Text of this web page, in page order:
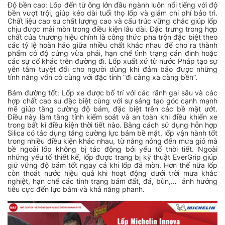
Độ bền cao: Lốp đến từ ông lớn đầu ngành luôn nổi tiếng với độ
bền vượt trội, giúp kéo dài tuổi thọ lốp và giảm chi phí bảo trì.
Chất liệu cao su chất lượng cao và cấu trúc vững chắc giúp lốp
chịu được mài mòn trong điều kiện lâu dài. Đặc trưng trong hợp
chất của thương hiệu chính là công thức pha trộn đặc biệt theo
các tỷ lệ hoàn hảo giữa nhiều chất khác nhau để cho ra thành
phẩm có độ cứng vừa phải, hạn chế tình trạng cán đinh hoặc
các sự cố khác trên đường đi. Lốp xuất xứ từ nước Pháp tạo sự
yên tâm tuyệt đối cho người dùng khi đảm bảo được những
tính năng vốn có cùng với đặc tính “đi càng xa càng bền”.
Bám đường tốt: Lốp xe được bố trí với các rãnh gai sâu và các
hợp chất cao su đặc biệt cùng với sự sáng tạo góc cạnh mạnh
mẽ giúp tăng cường độ bám, đặc biệt trên các bề mặt ướt.
Điều này làm tăng tính kiểm soát và an toàn khi điều khiển xe
trong bất kì điều kiện thời tiết nào. Bằng cách sử dụng hỗn hợp
Silica có tác dụng tăng cường lực bám bề mặt, lốp vận hành tốt
trong nhiều điều kiện khác nhau, từ nắng nóng đến mưa gió mà
bề ngoài lốp không bị tác động bởi yếu tố thời tiết. Ngoài
những yếu tố thiết kế, lốp được trang bị kỹ thuật EverGrip giúp
giữ vững độ bám tốt ngay cả khi lốp đã mòn. Hơn thế nữa lốp
còn thoát nước hiệu quả khi hoạt động dưới trời mưa khắc
nghiệt, hạn chế các tình trạng bám đất, đá, bùn,… ảnh hưởng
tiêu cực đến lực bám và khả năng phanh.